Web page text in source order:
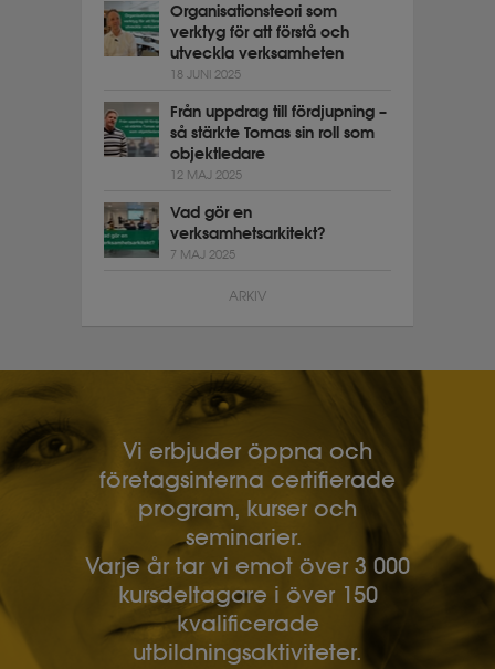
Organisationsteori som
verktyg för att förstå och
utveckla verksamheten
18 JUNI 2025
Från uppdrag till fördjupning –
så stärkte Tomas sin roll som
objektledare
12 MAJ 2025
Vad gör en
verksamhetsarkitekt?
7 MAJ 2025
ARKIV
Vi erbjuder öppna och
företagsinterna certifierade
program, kurser och
seminarier.
Varje år tar vi emot över 3 000
kursdeltagare i över 150
kvalificerade
utbildningsaktiviteter.